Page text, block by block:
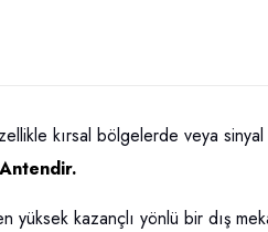
kırsal bölgelerde veya
yüksek kazançlı yönlü bir dış